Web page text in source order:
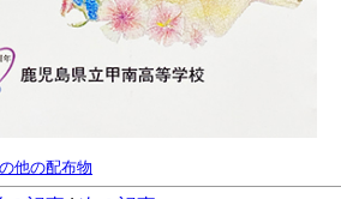
他の配布物